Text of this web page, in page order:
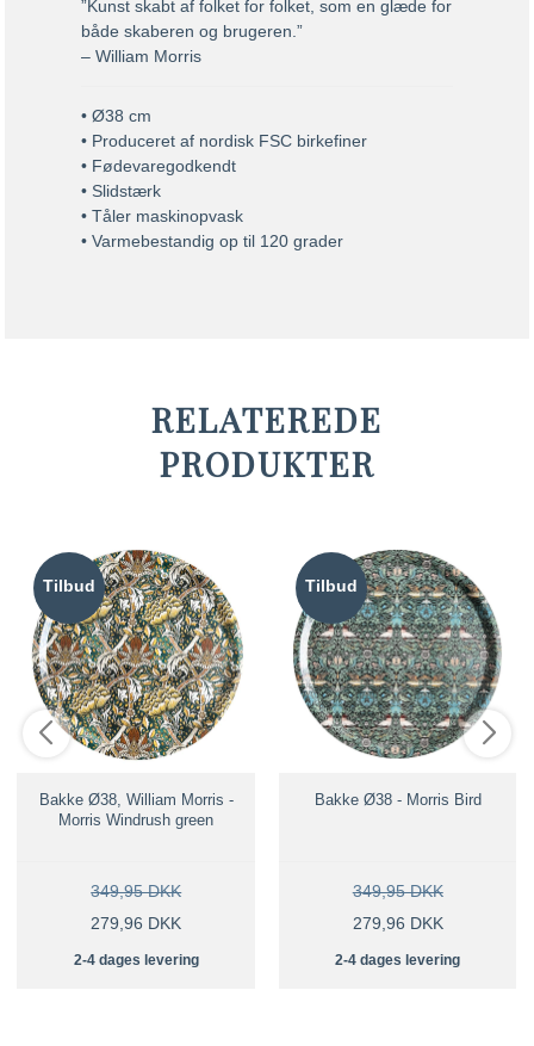
”Kunst skabt af folket for folket, som en glæde for
både skaberen og brugeren.”
– William Morris
• Ø38 cm
• Produceret af nordisk FSC birkefiner
• Fødevaregodkendt
• Slidstærk
• Tåler maskinopvask
• Varmebestandig op til 120 grader
RELATEREDE
PRODUKTER
Tilbud
Bakke Ø38, William Morris -
Morris Windrush green
349,95 DKK
279,96 DKK
2-4 dages levering
Tilbud
Bakke Ø38 - Morris Bird
349,95 DKK
279,96 DKK
2-4 dages levering